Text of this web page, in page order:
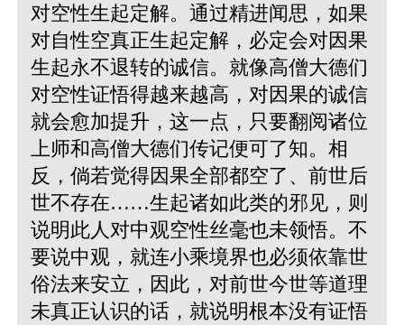
对空性生起定解。通过精进闻思，如果
对自性空真正生起定解，必定会对因果
生起永不退转的诚信。就像高僧大德们
对空性证悟得越来越高，对因果的诚信
就会愈加提升，这一点，只要翻阅诸位
上师和高僧大德们传记便可了知。相
反，倘若觉得因果全部都空了、前世后
世不存在……生起诸如此类的邪见，则
说明此人对中观空性丝毫也未领悟。不
要说中观，就连小乘境界也必须依靠世
俗法来安立，因此，对前世今世等道理
未真正认识的话，就说明根本没有证悟